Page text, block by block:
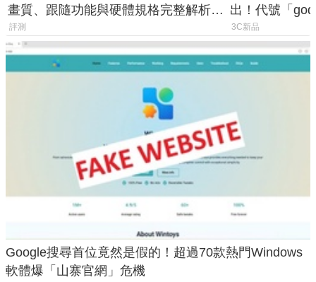
畫質、跟隨功能與硬體規格完整解析，
一次看懂兩台差異
評測
出！代號「
鎖定 AI 應用
3C新品
Google搜尋首位竟然是假的！超過70款熱門Windows
軟體爆「山寨官網」危機